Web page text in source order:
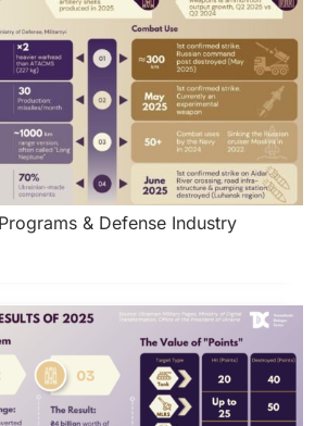
& Defense Industry